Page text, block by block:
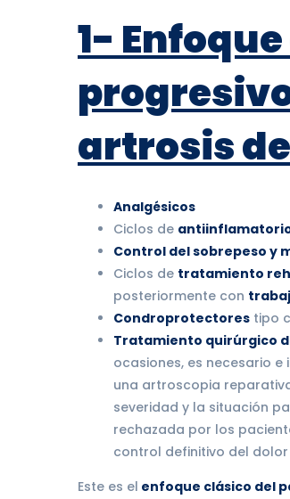
1-
artrosis
Analgésicos
Ciclos de
Control del sobrepeso y
Ciclos de tratamiento
posteriormente con
Condroprotectores tipo
Tratamiento quirúrgico
ocasiones, es necesario
una artroscopia
severidad y la situación
rechazada por los
control definitivo del
Este es el enfoque clásico del